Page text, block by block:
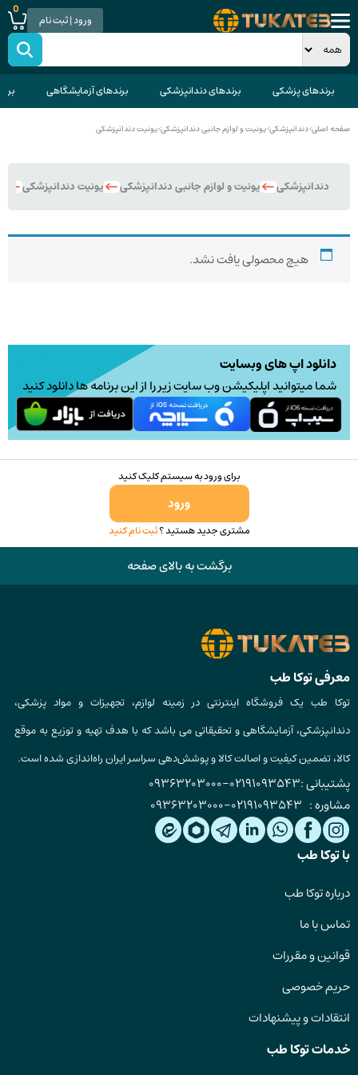
ورود | ثبت نام
0
برندهای پزشکی برندهای دندانپزشکی برندهای آزمایشگاهی
صفحه اصلی>دندانپزشکی>یونیت و لوازم جانبی دندانپزشکی>یونیت دندانپزشکی
دندانپزشکی یونیت و لوازم جانبی دندانپزشکی یونیت دندانپزشکی
هیچ محصولی یافت نشد.
دانلود اپ های وبسایت
شما میتوانید اپلیکیشن وب سایت زیر را از این برنامه ها دانلود کنید
برای ورود به سیستم کلیک کنید
ورود
مشتری جدید هستید ؟ثبت نام کنید
برگشت به بالای صفحه
معرفی توکا طب
توکا طب یک فروشگاه اینترنتی در زمینه لوازم، تجهیزات و مواد پزشکی،
دندانپزشکی، آزمایشگاهی و تحقیقاتی می باشد که با هدف تهیه و توزیع به موقع
کالا، تضمین کیفیت و اصالت کالا و پوشش‌دهی سراسر ایران راه‌اندازی شده است.
پشتیبانی :02191093543
-
09363203000
مشاوره : 02191093543
-
09363203000
با توکا طب
درباره توکا طب
تماس با ما
قوانین و مقررات
حریم خصوصی
انتقادات و پیشنهادات
خدمات توکا طب